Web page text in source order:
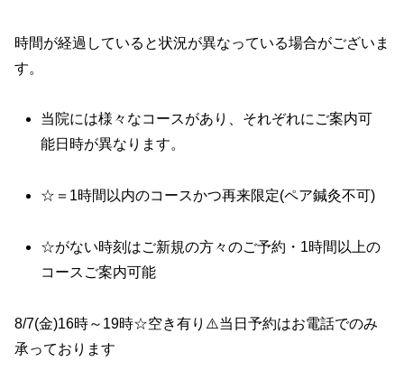
時間が経過していると状況が異なっている場合がございま
す。
当院には様々なコースがあり、それぞれにご案内可
能日時が異なります。
☆＝1時間以内のコースかつ再来限定(ペア鍼灸不可)
☆がない時刻はご新規の方々のご予約・1時間以上の
コースご案内可能
8/7(金)16時～ 19時☆空き有り ⚠️当日予約はお電話でのみ
承っております